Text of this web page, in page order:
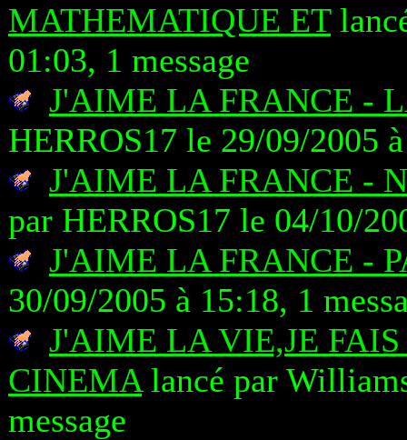
MATHEMATIQUE ET
01:03, 1 message
J'AIME LA FRANCE -
HERROS17 le 29/09/2005
J'AIME LA FRANCE -
par HERROS17 le 04/10/
J'AIME LA FRANCE -
30/09/2005 à 15:18, 1
J'AIME LA VIE,JE
CINEMAlancé par
message